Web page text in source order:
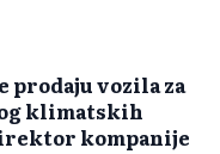
prodaju vozila za
klimatskih
kompanije